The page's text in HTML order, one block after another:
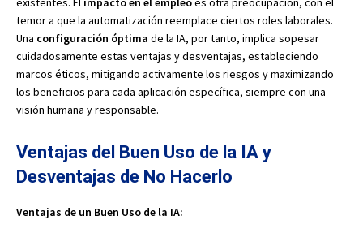
temor a que la automatización reemplace ciertos roles laborales.
Una configuración óptima de la IA, por tanto, implica sopesar
cuidadosamente estas ventajas y desventajas, estableciendo
marcos éticos, mitigando activamente los riesgos y maximizando
los beneficios para cada aplicación específica, siempre con una
visión humana y responsable.
Ventajas del Buen Uso de la IA y
Desventajas de No Hacerlo
Ventajas de un Buen Uso de la IA: